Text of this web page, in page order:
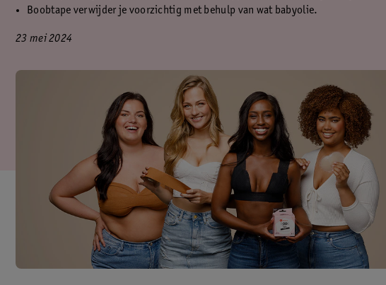
Boobtape verwijder je voorzichtig met behulp van wat babyolie.
23 mei 2024